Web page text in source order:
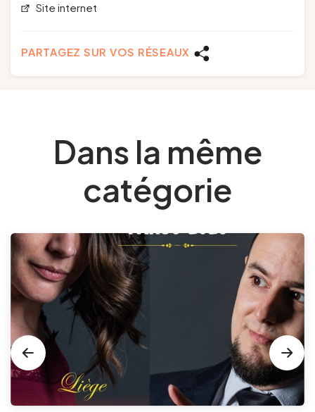
Site internet
PARTAGEZ SUR VOS RÉSEAUX
Dans la même
catégorie